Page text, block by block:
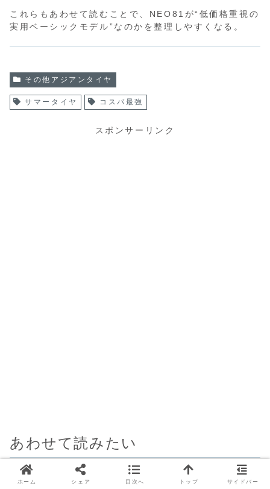
これらもあわせて読むことで、NEO81が“低価格重視の
実用ベーシックモデル”なのかを整理しやすくなる。
その他アジアンタイヤ
サマータイヤ コスパ最強
スポンサーリンク
あわせて読みたい
ホーム シェア 目次へ トップ サイドバー